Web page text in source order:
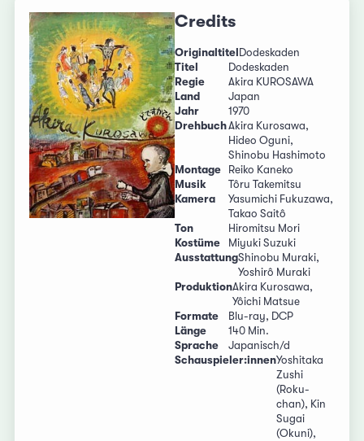
Credits
Originaltitel Dodeskaden
Titel
Dodeskaden
Regie
Akira KUROSAWA
Land
Japan
Jahr
1970
DrehbuchAkira Kurosawa,
Hideo Oguni,
Shinobu Hashimoto
Montage
Reiko Kaneko
Musik
Tôru Takemitsu
Kamera
Yasumichi Fukuzawa,
Takao Saitô
Ton
Hiromitsu Mori
Kostüme
Miyuki Suzuki
AusstattungShinobu Muraki,
Yoshirô Muraki
ProduktionAkira Kurosawa,
Yôichi Matsue
Formate
Blu-ray, DCP
Länge
140 Min.
Sprache
Japanisch/d
Schauspieler:innenYoshitaka
Zushi
(Roku-
chan), Kin
Sugai
(Okuni),